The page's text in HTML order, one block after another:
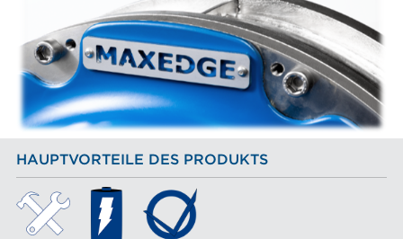
HAUPTVORTEILE DES PRODUKTS